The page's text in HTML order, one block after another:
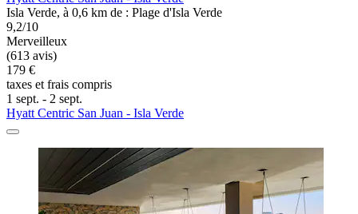
Isla Verde, à 0,6 km de : Plage d'Isla Verde
9,2/10
Merveilleux
(613 avis)
179 €
taxes et frais compris
1 sept. - 2 sept.
Hyatt Centric San Juan - Isla Verde